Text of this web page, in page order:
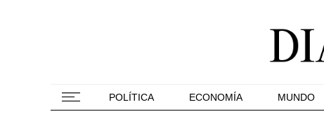
POLÍTICA ECONOMÍA MUNDO